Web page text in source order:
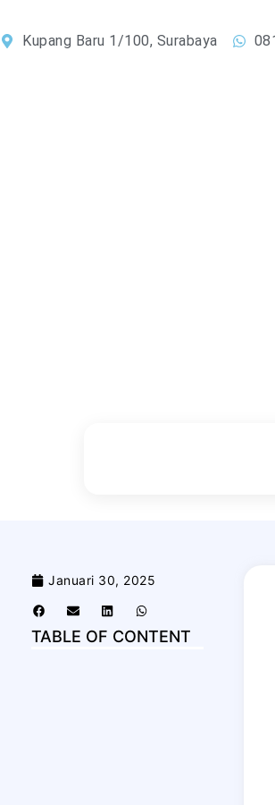
ke
Kupang Baru 1/100, Surabaya
Januari 30, 2025
TABLE OF CONTENT